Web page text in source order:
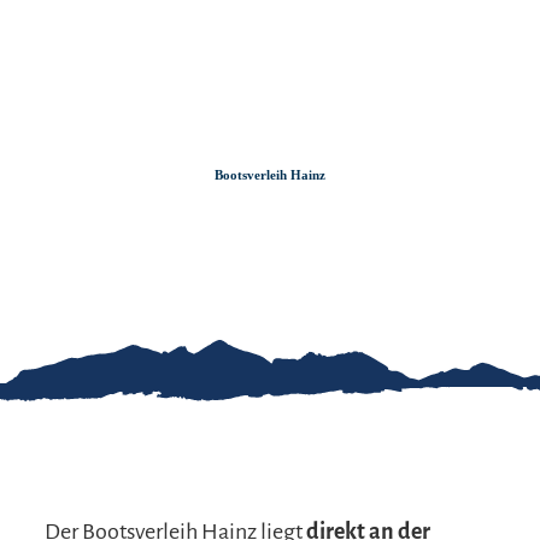
Bootsverleih Hainz
Der Bootsverleih Hainz liegtdirekt an der